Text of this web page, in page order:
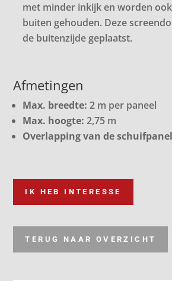
met minder inkijk en worden
buiten gehouden. Deze
de buitenzijde geplaatst.
Afmetingen
Max. breedte: 2 m per paneel
Max. hoogte: 2,75 m
Overlapping van de
IK HEB INTERESSE
TERUG NAAR OVERZICHT